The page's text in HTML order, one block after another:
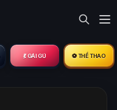
💃 GÁI GÚ ⚽ THỂ THAO